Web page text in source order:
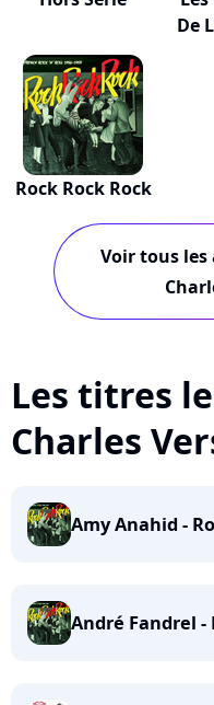
De
Rock Rock Rock
Voir tous les
Les titres
Charles
Amy Anahid -
André Fandrel